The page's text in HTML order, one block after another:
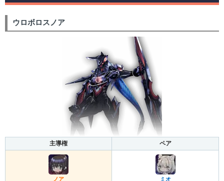
ウロボロスノア
主導権 ペア
ノア ミオ